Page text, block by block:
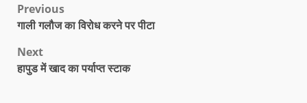
Previous
गाली गलौज का विरोध करने पर पीटा
Next
हापुड में खाद का पर्याप्त स्टाक